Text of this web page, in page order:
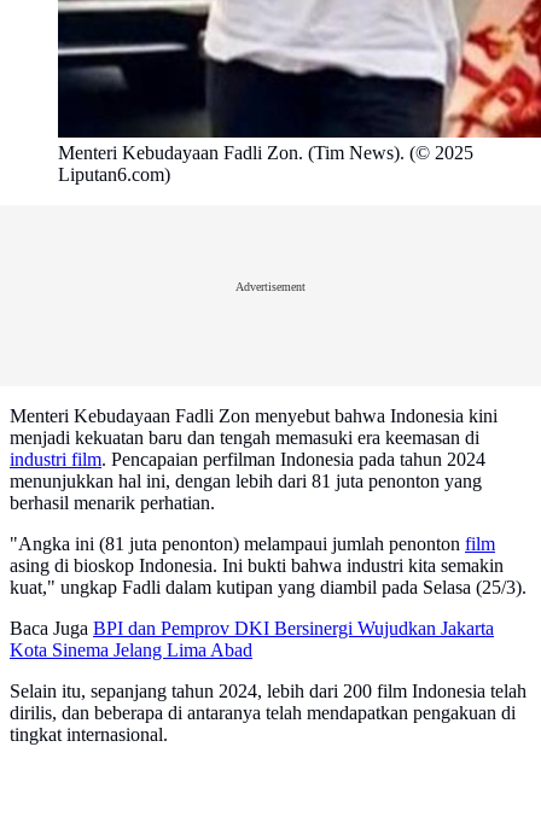
Menteri Kebudayaan Fadli Zon. (Tim News). (© 2025
Liputan6.com)
Advertisement
Menteri Kebudayaan Fadli Zon menyebut bahwa Indonesia kini
menjadi kekuatan baru dan tengah memasuki era keemasan di
industri film. Pencapaian perfilman Indonesia pada tahun 2024
menunjukkan hal ini, dengan lebih dari 81 juta penonton yang
berhasil menarik perhatian.
"Angka ini (81 juta penonton) melampaui jumlah penonton film
asing di bioskop Indonesia. Ini bukti bahwa industri kita semakin
kuat," ungkap Fadli dalam kutipan yang diambil pada Selasa (25/3).
Baca Juga BPI dan Pemprov DKI Bersinergi Wujudkan Jakarta
Kota Sinema Jelang Lima Abad
Selain itu, sepanjang tahun 2024, lebih dari 200 film Indonesia telah
dirilis, dan beberapa di antaranya telah mendapatkan pengakuan di
tingkat internasional.